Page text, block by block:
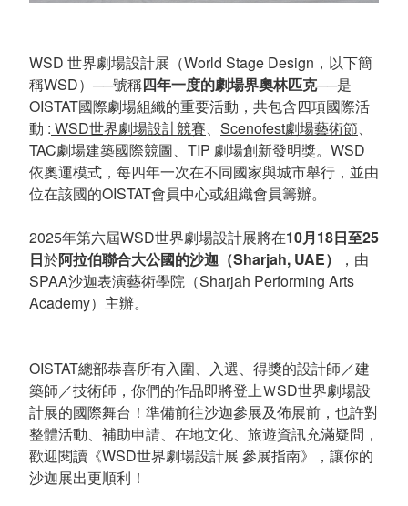
WSD 世界劇場設計展（World Stage Design，以下簡
稱WSD）──號稱四年一度的劇場界奧林匹克──是
OISTAT國際劇場組織的重要活動，共包含四項國際活
動 : WSD世界劇場設計競賽、 Scenofest劇場藝術節、
TAC劇場建築國際競圖、 TIP 劇場創新發明獎。WSD
依奧運模式，每四年一次在不同國家與城市舉行，並由
位在該國的OISTAT會員中心或組織會員籌辦。
2025年第六屆WSD世界劇場設計展將在10月18日至25
日於阿拉伯聯合大公國的沙迦（Sharjah, UAE）
，由
SPAA沙迦表演藝術學院（Sharjah Performing Arts
Academy）主辦。
OISTAT總部恭喜所有入圍、入選、得獎的設計師／建
築師／技術師，你們的作品即將登上ＷSD世界劇場設
計展的國際舞台！準備前往沙迦參展及佈展前，也許對
整體活動、補助申請、在地文化、旅遊資訊充滿疑問，
歡迎閱讀《WSD世界劇場設計展 參展指南》，讓你的
沙迦展出更順利！